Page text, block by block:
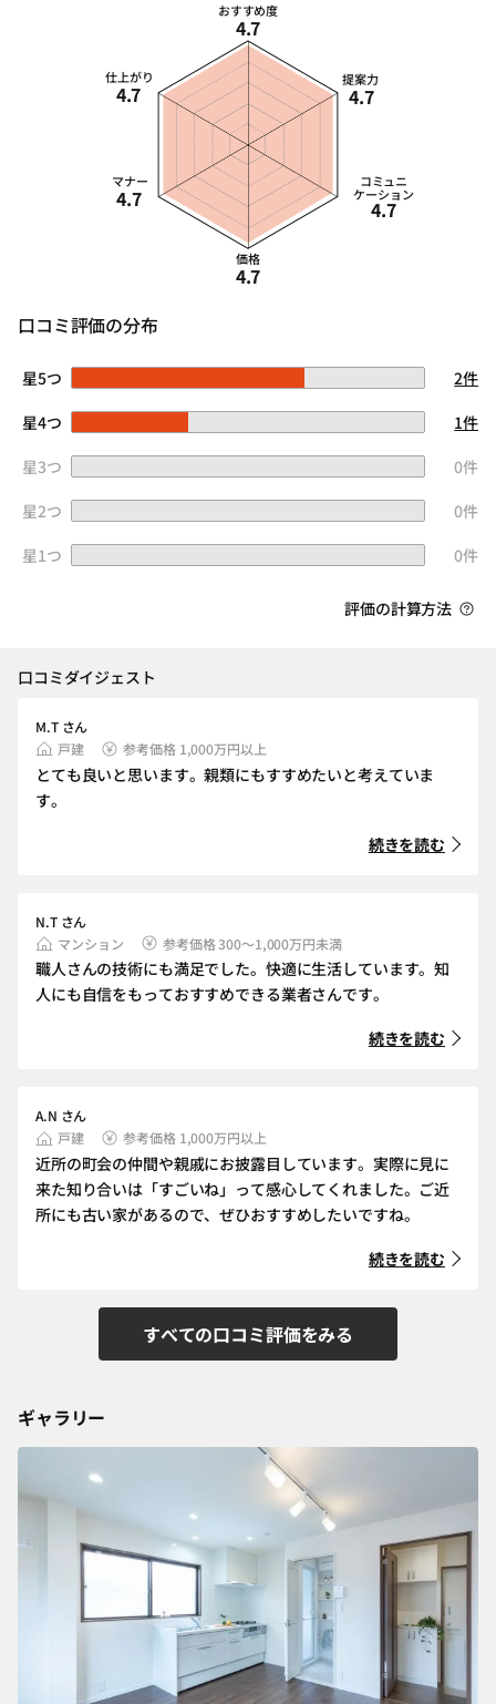
おすすめ度
4.7
提案力
4.7
コミュニ
ケーション
4.7
価格
4.7
マナー
4.7
仕上がり
4.7
口コミ評価の分布
星5つ
2件
星4つ
1件
星3つ
0件
星2つ
0件
星1つ
0件
評価の計算方法
口コミダイジェスト
M.T さん
戸建
参考価格 1,000万円以上
とても良いと思います。親類にもすすめたいと考えていま
す。
続きを読む
N.T さん
マンション
参考価格 300～1,000万円未満
職人さんの技術にも満足でした。快適に生活しています。知
人にも自信をもっておすすめできる業者さんです。
続きを読む
A.N さん
戸建
参考価格 1,000万円以上
近所の町会の仲間や親戚にお披露目しています。実際に見に
来た知り合いは「すごいね」って感心してくれました。ご近
所にも古い家があるので、ぜひおすすめしたいですね。
続きを読む
すべての口コミ評価をみる
ギャラリー